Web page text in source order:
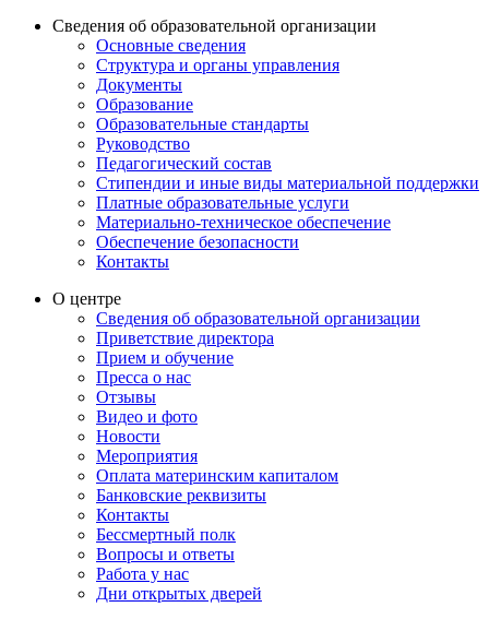
Сведения об образовательной организации
Основные сведения
Структура и органы управления
Документы
Образование
Образовательные стандарты
Руководство
Педагогический состав
Стипендии и иные виды материальной поддержки
Платные образовательные услуги
Материально-техническое обеспечение
Обеспечение безопасности
Контакты
О центре
Сведения об образовательной организации
Приветствие директора
Прием и обучение
Пресса о нас
Отзывы
Видео и фото
Новости
Мероприятия
Оплата материнским капиталом
Банковские реквизиты
Контакты
Бессмертный полк
Вопросы и ответы
Работа у нас
Дни открытых дверей